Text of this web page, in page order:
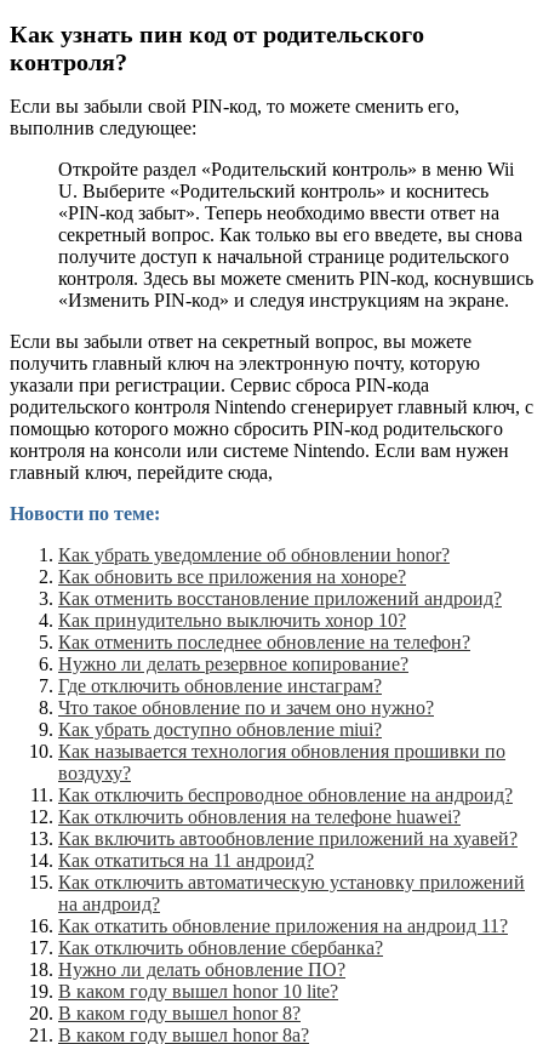
Как узнать пин код от родительского
контроля?
Если вы забыли свой PIN-код, то можете сменить его,
выполнив следующее:
Откройте раздел «Родительский контроль» в меню Wii
U. Выберите «Родительский контроль» и коснитесь
«PIN-код забыт». Теперь необходимо ввести ответ на
секретный вопрос. Как только вы его введете, вы снова
получите доступ к начальной странице родительского
контроля. Здесь вы можете сменить PIN-код, коснувшись
«Изменить PIN-код» и следуя инструкциям на экране.
Если вы забыли ответ на секретный вопрос, вы можете
получить главный ключ на электронную почту, которую
указали при регистрации. Сервис сброса PIN-кода
родительского контроля Nintendo сгенерирует главный ключ, с
помощью которого можно сбросить PIN-код родительского
контроля на консоли или системе Nintendo. Если вам нужен
главный ключ, перейдите сюда,
Новости по теме:
Как убрать уведомление об обновлении honor?
Как обновить все приложения на хоноре?
Как отменить восстановление приложений андроид?
Как принудительно выключить хонор 10?
Как отменить последнее обновление на телефон?
Нужно ли делать резервное копирование?
Где отключить обновление инстаграм?
Что такое обновление по и зачем оно нужно?
Как убрать доступно обновление miui?
Как называется технология обновления прошивки по
воздуху?
Как отключить беспроводное обновление на андроид?
Как отключить обновления на телефоне huawei?
Как включить автообновление приложений на хуавей?
Как откатиться на 11 андроид?
Как отключить автоматическую установку приложений
на андроид?
Как откатить обновление приложения на андроид 11?
Как отключить обновление сбербанка?
Нужно ли делать обновление ПО?
В каком году вышел honor 10 lite?
В каком году вышел honor 8?
В каком году вышел honor 8a?